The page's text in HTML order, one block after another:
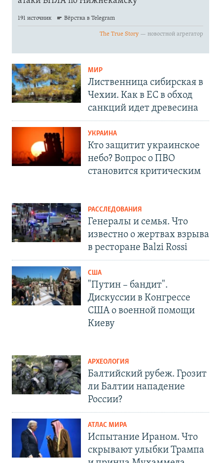
МИР
Лиственница сибирская в
Чехии. Как в ЕС в обход
санкций идет древесина
УКРАИНА
Кто защитит украинское
небо? Вопрос о ПВО
становится критическим
РАССЛЕДОВАНИЯ
Генералы и семья. Что
известно о жертвах взрыва
в ресторане Balzi Rossi
США
"Путин – бандит".
Дискуссии в Конгрессе
США о военной помощи
Киеву
АРХЕОЛОГИЯ
Балтийский рубеж. Грозит
ли Балтии нападение
России?
АТЛАС МИРА
Испытание Ираном. Что
скрывают улыбки Трампа